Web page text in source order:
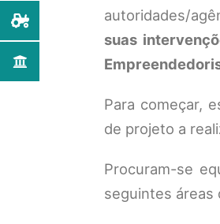
autoridades/
suas
Para começar,
de projeto a
Procuram-se
seguintes áreas